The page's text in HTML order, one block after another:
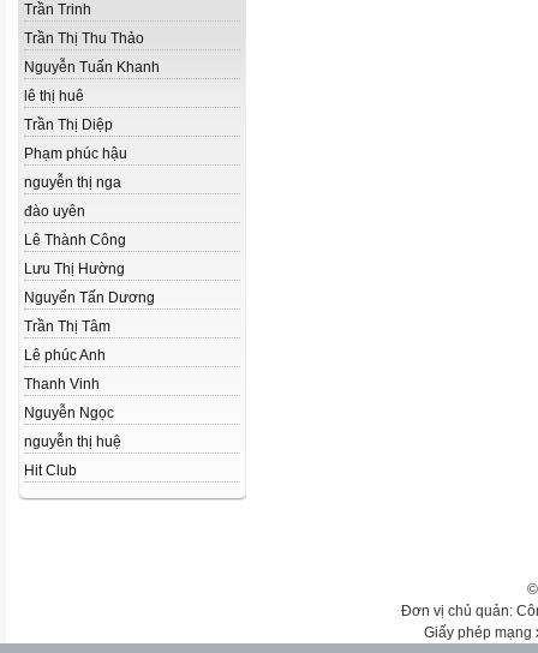
Trần Trinh
Trần Thị Thu Thảo
Nguyễn Tuấn Khanh
lê thị huê
Trần Thị Diệp
Phạm phúc hậu
nguyễn thị nga
đào uyên
Lê Thành Công
Lưu Thị Hường
Nguyển Tấn Dương
Trần Thị Tâm
Lê phúc Anh
Thanh Vinh
Nguyễn Ngọc
nguyễn thị huệ
Hit Club
Đơn vị chủ quản:
Giấy phép mạng